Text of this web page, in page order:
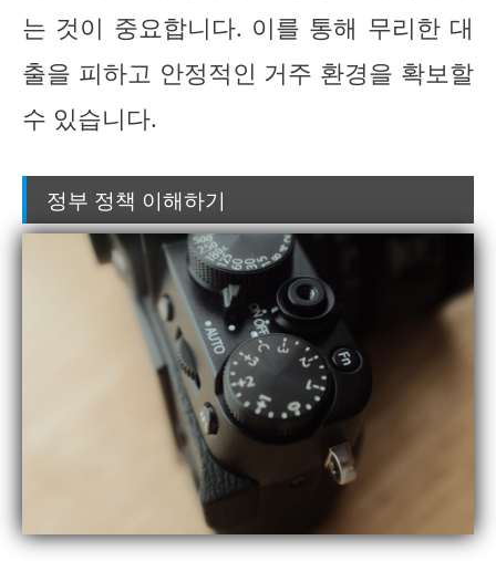
는 것이 중요합니다. 이를 통해 무리한 대
출을 피하고 안정적인 거주 환경을 확보할
수 있습니다.
정부 정책 이해하기